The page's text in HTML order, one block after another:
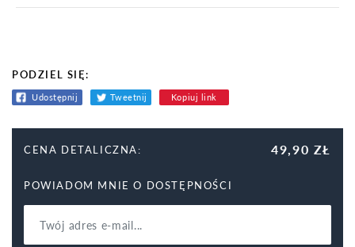
PODZIEL SIĘ:
Udostępnij Tweetnij Kopiuj link
CENA DETALICZNA: 49,90 ZŁ
POWIADOM MNIE O DOSTĘPNOŚCI